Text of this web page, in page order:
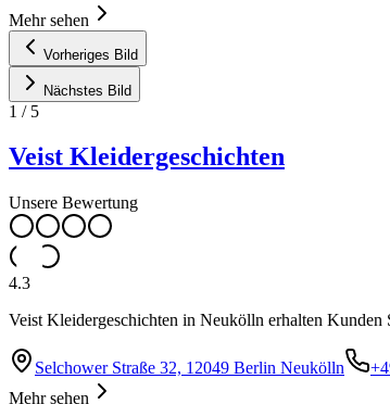
Mehr sehen
Vorheriges Bild
Nächstes Bild
1 / 5
Veist Kleidergeschichten
Unsere Bewertung
4.3
Veist Kleidergeschichten in Neukölln erhalten
Selchower Straße 32, 12049 Berlin Neukölln
Mehr sehen